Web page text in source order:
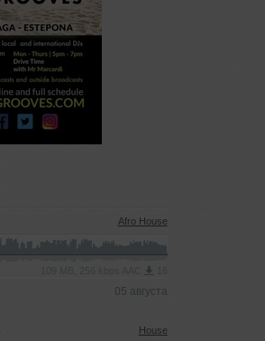
Afro House
05 августа
House